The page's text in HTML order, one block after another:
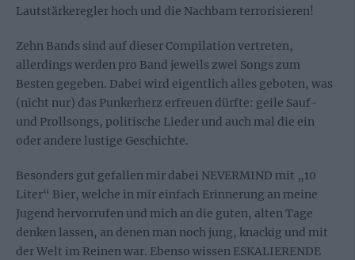
Lautstärkeregler hoch und die Nachbarn terrorisieren!
Zehn Bands sind auf dieser Compilation vertreten,
allerdings werden pro Band jeweils zwei Songs zum
Besten gegeben. Dabei wird eigentlich alles geboten, was
(nicht nur) das Punkerherz erfreuen dürfte: geile Sauf-
und Prollsongs, politische Lieder und auch mal die ein
oder andere lustige Geschichte.
Besonders gut gefallen mir dabei NEVERMIND mit „10
Liter“ Bier, welche in mir einfach Erinnerung an meine
Jugend hervorrufen und mich an die guten, alten Tage
denken lassen, an denen man noch jung, knackig und mit
der Welt im Reinen war. Ebenso wissen ESKALIERENDE